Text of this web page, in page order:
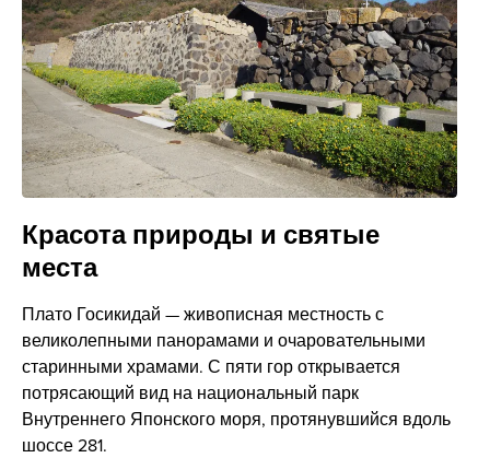
Красота природы и святые
места
Плато Госикидай — живописная местность с
великолепными панорамами и очаровательными
старинными храмами. С пяти гор открывается
потрясающий вид на национальный парк
Внутреннего Японского моря, протянувшийся вдоль
шоссе 281.